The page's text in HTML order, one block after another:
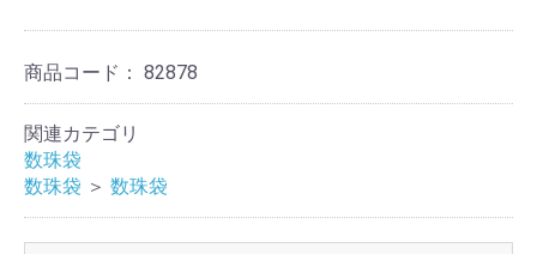
商品コード： 82878
関連カテゴリ
数珠袋
数珠袋 ＞ 数珠袋